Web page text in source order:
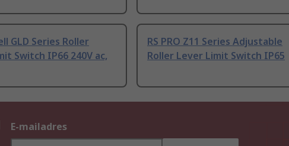
GLD Series Roller
Switch IP66 240V ac,
RS PRO Z11 Series Adjustable
Roller Lever Limit Switch IP65
E-mailadres